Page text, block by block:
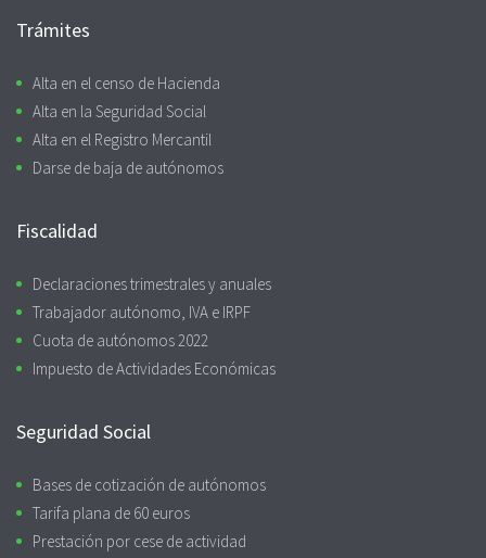
Trámites
Alta en el censo de Hacienda
Alta en la Seguridad Social
Alta en el Registro Mercantil
Darse de baja de autónomos
Fiscalidad
Declaraciones trimestrales y anuales
Trabajador autónomo, IVA e IRPF
Cuota de autónomos 2022
Impuesto de Actividades Económicas
Seguridad Social
Bases de cotización de autónomos
Tarifa plana de 60 euros
Prestación por cese de actividad